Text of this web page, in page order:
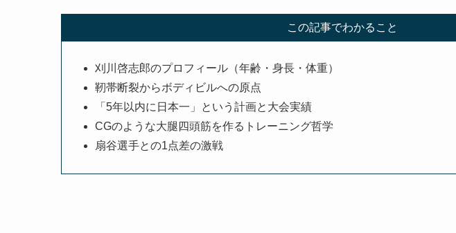
この記事でわかること
刈川啓志郎のプロフィール（年齢・身長・体重）
靭帯断裂からボディビルへの原点
「5年以内に日本一」という計画と大会実績
CGのような大腿四頭筋を作るトレーニング哲学
扇谷選手との1点差の激戦